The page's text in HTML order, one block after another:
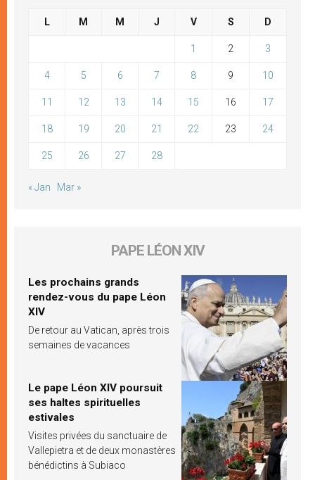
L M M J V S D
1 2 3
4 5 6 7 8 9 10
11 12 13 14 15 16 17
18 19 20 21 22 23 24
25 26 27 28
« Jan Mar »
PAPE LÉON XIV
Les prochains grands
rendez-vous du pape Léon
XIV
De retour au Vatican, après trois
semaines de vacances
Le pape Léon XIV poursuit
ses haltes spirituelles
estivales
Visites privées du sanctuaire de
Vallepietra et de deux monastères
bénédictins à Subiaco